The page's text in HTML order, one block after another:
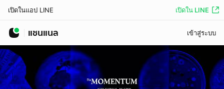
เปิดในแอป LINE เปิดใน LINE
แชนแนล เข้าสู่ระบบ